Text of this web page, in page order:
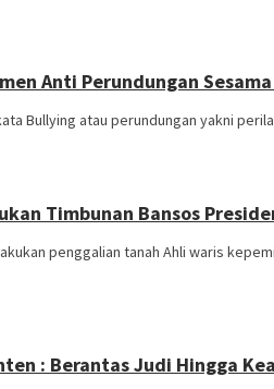
Anti Perundungan
Bullying atau perundungan yakni
Timbunan Bansos
penggalian tanah Ahli waris
: Berantas Judi Hingga